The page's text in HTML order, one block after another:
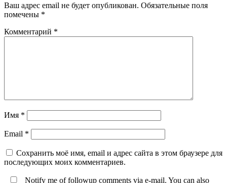
Ваш адрес email не будет опубликован. Обязательные поля
помечены *
Комментарий *
Имя *
Email *
Сохранить моё имя, email и адрес сайта в этом браузере для
последующих моих комментариев.
Notify me of followup comments via e-mail. You can also